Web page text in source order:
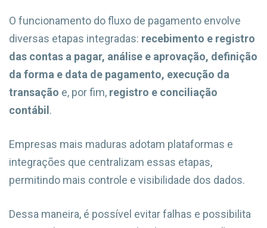
O funcionamento do fluxo de pagamento envolve
diversas etapas integradas: recebimento e registro
das contas a pagar, análise e aprovação, definição
da forma e data de pagamento, execução da
transação e, por fim, registro e conciliação
contábil .
Empresas mais maduras adotam plataformas e
integrações que centralizam essas etapas,
permitindo mais controle e visibilidade dos dados.
Dessa maneira, é possível evitar falhas e possibilita